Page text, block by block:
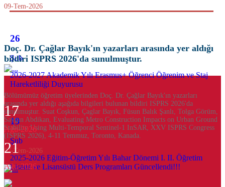
26
Şub
2026-2027 Akademik Yılı Erasmus+ Öğrenci Öğrenim ve Staj
Hareketliliği Duyurusu
19
Şub
2025-2026 Eğitim-Öğretim Yılı Bahar Dönemi I. II. Öğretim
Lisans ve Lisansüstü Ders Programları Güncellendi!!!
09-Tem-2026
Doç. Dr. Çağlar Bayık'ın yazarları arasında yer aldığı
bildiri ISPRS 2026'da sunulmuştur.
Bölümümüz öğretim üyelerinden Doç. Dr. Çağlar Bayık'ın yazarları
arasında yer aldığı aşağıda bilgileri bulunan bildiri ISPRS 2026'da
sunulmuştur. Suat Coşkun, Çaglar Bayık, Füsun Balık Şanlı, Tolga Görüm,
Saygın Abdikan, Evaluating Metro Construction Impacts on Urban Ground
Stability Using Multi-Temporal Sentinel-1 InSAR, XXV ISPRS Congress
(ISPRS 2026), 4-11 Temmuz, Toronto, Kanada.
07-Tem-2026
17
Ağu-2026
21
Ağu-2026